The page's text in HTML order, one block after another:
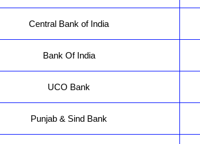
Central Bank of India
Bank Of India
UCO Bank
Punjab & Sind Bank